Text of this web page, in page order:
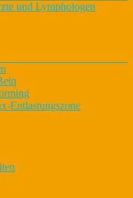
und Lymphologen
Entlastungszone